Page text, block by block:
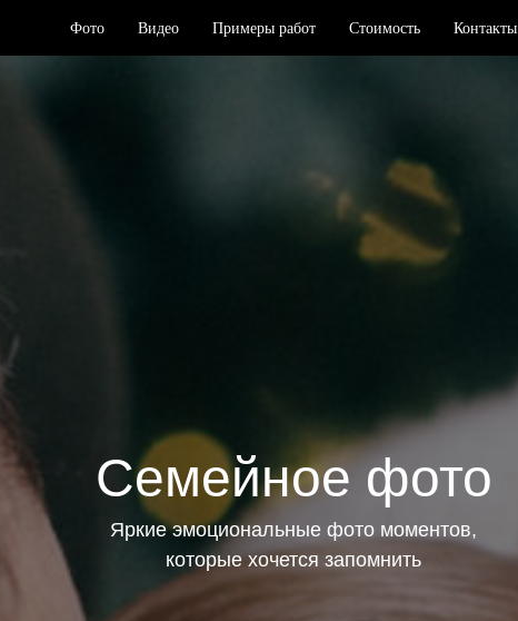
Фото Видео Примеры работ Стоимость Контакты
Семейное фото
Яркие эмоциональные фото моментов,
которые хочется запомнить